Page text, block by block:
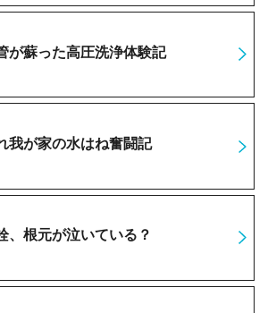
が蘇った高圧洗浄体験記
我が家の水はね奮闘記
、根元が泣いている？